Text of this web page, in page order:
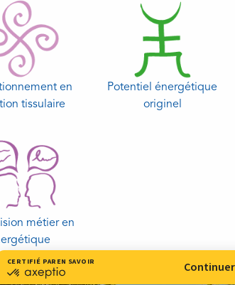
en
tissulaire
Potentiel énergétique
originel
métier en